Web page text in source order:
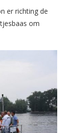
er richting de
om